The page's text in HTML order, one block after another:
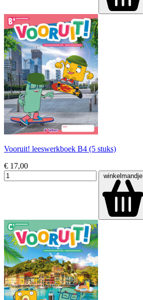
Vooruit! leeswerkboek B4 (5 stuks)
€ 17,00
winkelmandje